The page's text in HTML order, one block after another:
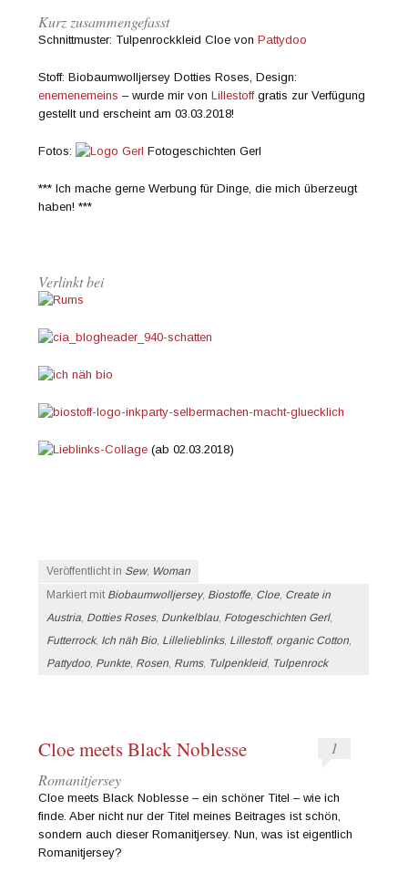
Kurz zusammengefasst
Schnittmuster: Tulpenrockkleid Cloe vonPattydoo
Stoff: Biobaumwolljersey Dotties Roses, Design:
enemenemeins – wurde mir vonLillestoffgratis zur Verfügung
gestellt und erscheint am 03.03.2018!
Fotos: Fotogeschichten Gerl
*** Ich mache gerne Werbung für Dinge, die mich überzeugt
haben! ***
Verlinkt bei
(ab 02.03.2018)
Veröffentlicht in Sew, Woman
Markiert mit Biobaumwolljersey, Biostoffe, Cloe, Create in
Austria, Dotties Roses, Dunkelblau, Fotogeschichten Gerl,
Futterrock, Ich näh Bio, Lillelieblinks, Lillestoff, organic Cotton,
Pattydoo, Punkte, Rosen, Rums, Tulpenkleid, Tulpenrock
Cloe meets Black Noblesse
1
Romanitjersey
Cloe meets Black Noblesse – ein schöner Titel – wie ich
finde. Aber nicht nur der Titel meines Beitrages ist schön,
sondern auch dieser Romanitjersey. Nun, was ist eigentlich
Romanitjersey?